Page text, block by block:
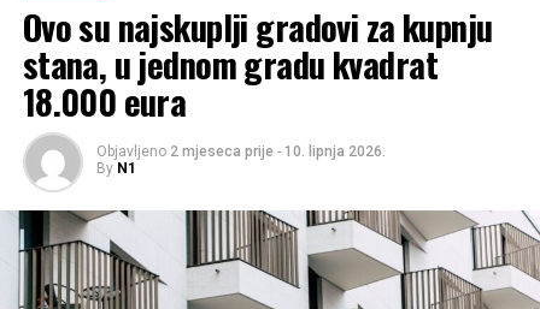
Ovo su najskuplji gradovi za kupnju
stana, u jednom gradu kvadrat
18.000 eura
Objavljeno 2 mjeseca prije - 10. lipnja 2026.
By N1